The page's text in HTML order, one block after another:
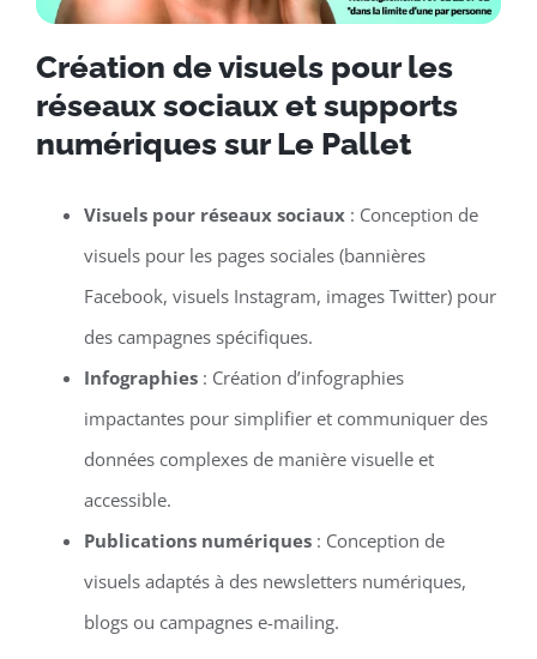
Création de visuels pour les
réseaux sociaux et supports
numériques sur Le Pallet
Visuels pour réseaux sociaux: Conception de
visuels pour les pages sociales (bannières
Facebook, visuels Instagram, images Twitter) pour
des campagnes spécifiques.
Infographies: Création d’infographies
impactantes pour simplifier et communiquer des
données complexes de manière visuelle et
accessible.
Publications numériques: Conception de
visuels adaptés à des newsletters numériques,
blogs ou campagnes e-mailing.